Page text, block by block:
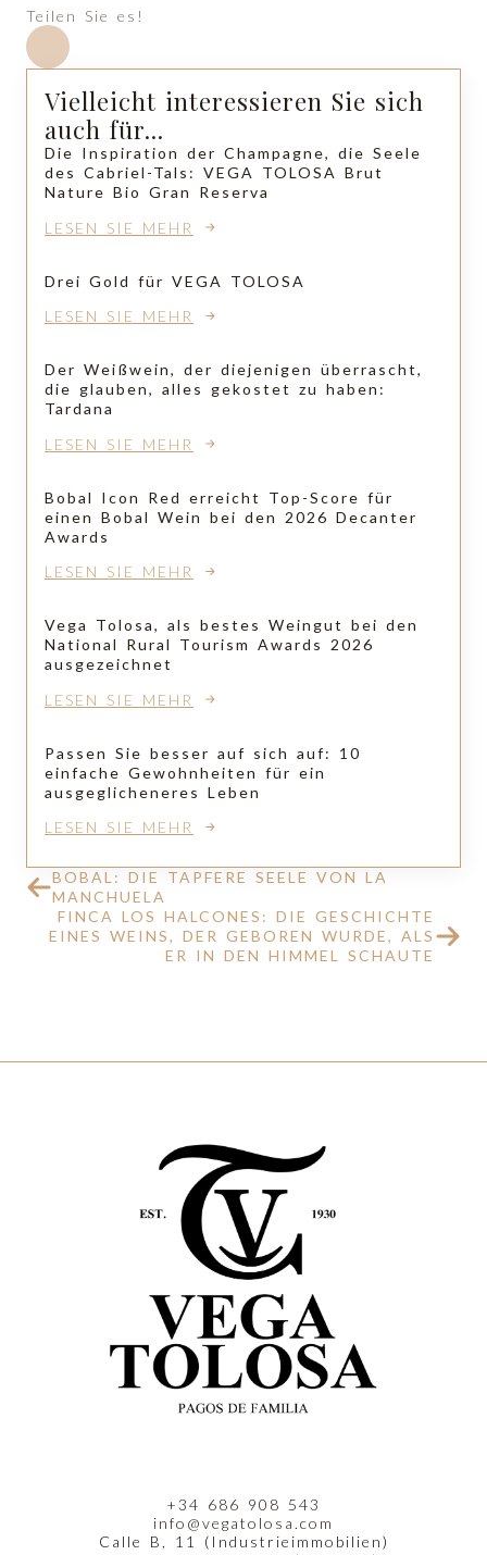
Teilen Sie es!
Vielleicht interessieren Sie sich
auch für...
Die Inspiration der Champagne, die Seele
des Cabriel-Tals: VEGA TOLOSA Brut
Nature Bio Gran Reserva
LESEN SIE MEHR
Drei Gold für VEGA TOLOSA
LESEN SIE MEHR
Der Weißwein, der diejenigen überrascht,
die glauben, alles gekostet zu haben:
Tardana
LESEN SIE MEHR
Bobal Icon Red erreicht Top-Score für
einen Bobal Wein bei den 2026 Decanter
Awards
LESEN SIE MEHR
Vega Tolosa, als bestes Weingut bei den
National Rural Tourism Awards 2026
ausgezeichnet
LESEN SIE MEHR
Passen Sie besser auf sich auf: 10
einfache Gewohnheiten für ein
ausgeglicheneres Leben
LESEN SIE MEHR
BOBAL: DIE TAPFERE SEELE VON LA
MANCHUELA
FINCA LOS HALCONES: DIE GESCHICHTE
EINES WEINS, DER GEBOREN WURDE, ALS
ER IN DEN HIMMEL SCHAUTE
+34 686 908 543
info@vegatolosa.com
Calle B, 11 (Industrieimmobilien)